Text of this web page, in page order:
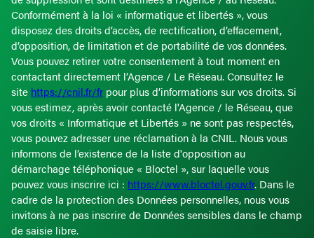
Conformément à la loi « informatique et libertés », vous
disposez des droits d’accès, de rectification, d’effacement,
d’opposition, de limitation et de portabilité de vos données.
Vous pouvez retirer votre consentement à tout moment en
contactant directement l’Agence / Le Réseau. Consultez le
site https://cnil.fr/fr pour plus d’informations sur vos droits. Si
vous estimez, après avoir contacté l'Agence / le Réseau, que
vos droits « Informatique et Libertés » ne sont pas respectés,
vous pouvez adresser une réclamation à la CNIL. Nous vous
informons de l’existence de la liste d'opposition au
démarchage téléphonique « Bloctel », sur laquelle vous
pouvez vous inscrire ici : https://www.bloctel.gouv.fr. Dans le
cadre de la protection des Données personnelles, nous vous
invitons à ne pas inscrire de Données sensibles dans le champ
de saisie libre.